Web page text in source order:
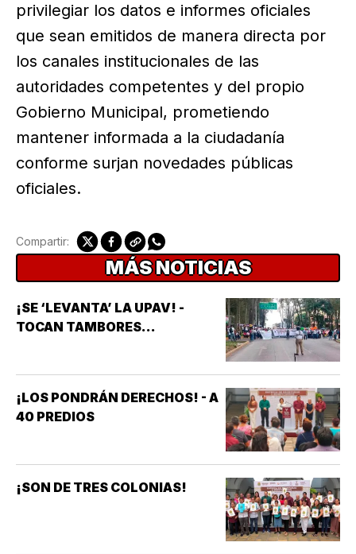
privilegiar los datos e informes oficiales
que sean emitidos de manera directa por
los canales institucionales de las
autoridades competentes y del propio
Gobierno Municipal, prometiendo
mantener informada a la ciudadanía
conforme surjan novedades públicas
oficiales.
Compartir:
MÁS NOTICIAS
¡SE ‘LEVANTA’ LA UPAV! -
TOCAN TAMBORES...
¡LOS PONDRÁN DERECHOS! - A
40 PREDIOS
¡SON DE TRES COLONIAS!